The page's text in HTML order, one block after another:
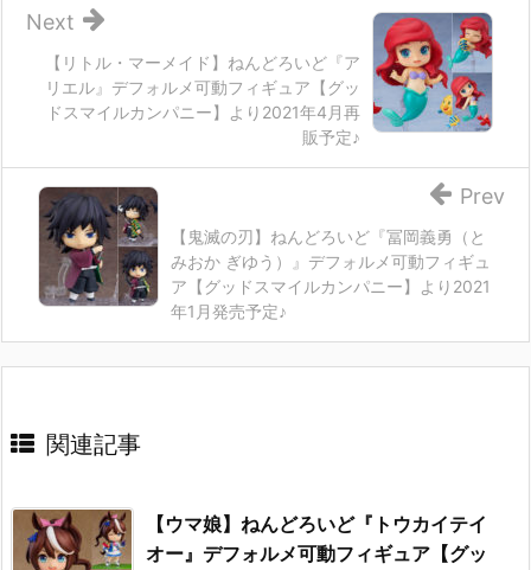
【リトル・マーメイド】ねんどろいど『ア
リエル』デフォルメ可動フィギュア【グッ
ドスマイルカンパニー】より2021年4月再
販予定♪
Next
【鬼滅の刃】ねんどろいど『冨岡義勇（と
みおか ぎゆう）』デフォルメ可動フィギュ
ア【グッドスマイルカンパニー】より2021
年1月発売予定♪
Prev
関連記事
【ウマ娘】ねんどろいど『トウカイテイ
オー』デフォルメ可動フィギュア【グッ